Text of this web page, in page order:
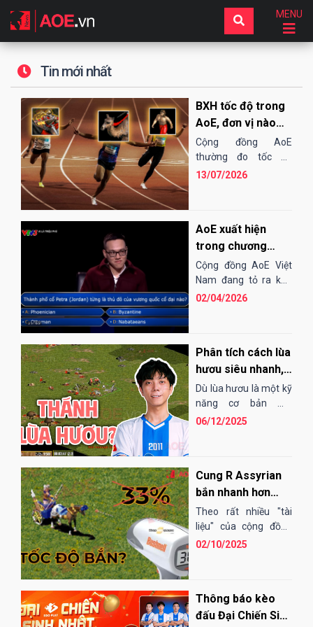
MENU
Tin mới nhất
BXH tốc độ trong
AoE, đơn vị nào
"chạy" nhanh
nhất?
Cộng đồng AoE
thường đo tốc độ
chạy của các đơn vị
13/07/2026
AoE xuất hiện
trong chương
trình "Ai là triệu
phú" trên VTV3
Cộng đồng AoE Việt
Nam đang tỏ ra khá
thích thú và phấn
02/04/2026
Phân tích cách lùa
hươu siêu nhanh,
gọn và đẹp của
BiBi
Dù lùa hươu là một kỹ
năng cơ bản mà
game thủ AoE nào
06/12/2025
Cung R Assyrian
bắn nhanh hơn
33% là thông tin
SAI?
Theo rất nhiều "tài
liệu" của cộng đồng
AoE Việt Nam được
02/10/2025
Thông báo kèo
đấu Đại Chiến Sinh